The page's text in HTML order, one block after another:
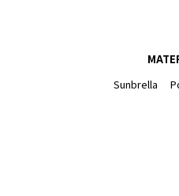
Sunbrella